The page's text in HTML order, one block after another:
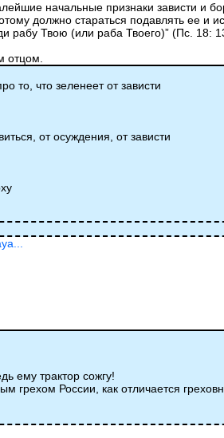
начальные признаки зависти и
должно стараться подавлять ее
рабу Твою (или раба Твоего)” (Пс. 18:
отцом.
то, что зеленеет от зависти
от осуждения, от зависти
ему трактор сожгу!
грехом России, как отличается